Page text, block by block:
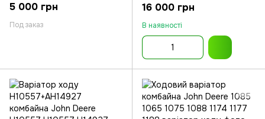
5 000 грн
Под заказ
16 000 грн
В наявності